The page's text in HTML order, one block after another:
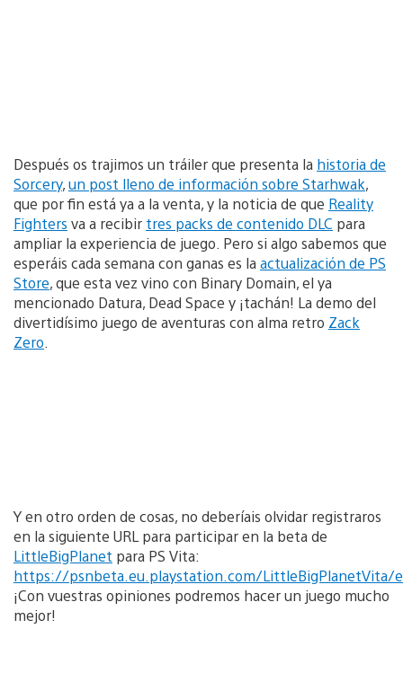
Después os trajimos un tráiler que presenta la historia de
Sorcery,un post lleno de información sobre Starhwak,
que por fin está ya a la venta, y la noticia de que Reality
Fighters va a recibir tres packs de contenido DLC para
ampliar la experiencia de juego. Pero si algo sabemos que
esperáis cada semana con ganas es la actualización de PS
Store, que esta vez vino con Binary Domain, el ya
mencionado Datura, Dead Space y ¡tachán! La demo del
divertidísimo juego de aventuras con alma retro Zack
Zero
Y en otro orden de cosas, no deberíais olvidar registraros
en la siguiente URL para participar en la beta de
LittleBigPlanet para PS Vita:
https://psnbeta.eu.playstation.com/LittleBigPlanetVita/
¡Con vuestras opiniones podremos hacer un juego mucho
mejor!